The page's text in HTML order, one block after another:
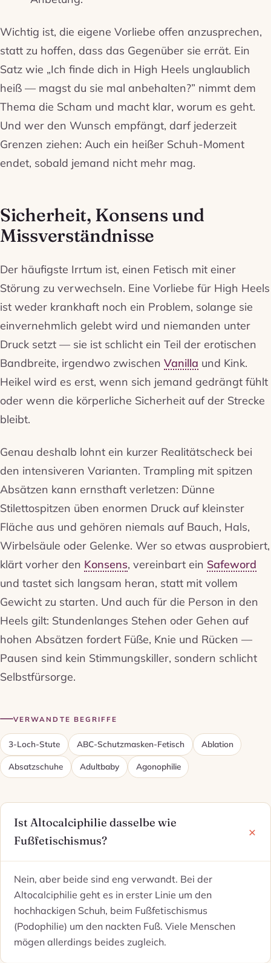
Wichtig ist, die eigene Vorliebe offen anzusprechen,
statt zu hoffen, dass das Gegenüber sie errät. Ein
Satz wie „Ich finde dich in High Heels unglaublich
heiß — magst du sie mal anbehalten?” nimmt dem
Thema die Scham und macht klar, worum es geht.
Und wer den Wunsch empfängt, darf jederzeit
Grenzen ziehen: Auch ein heißer Schuh-Moment
endet, sobald jemand nicht mehr mag.
Sicherheit, Konsens und
Missverständnisse
Der häufigste Irrtum ist, einen Fetisch mit einer
Störung zu verwechseln. Eine Vorliebe für High Heels
ist weder krankhaft noch ein Problem, solange sie
einvernehmlich gelebt wird und niemanden unter
Druck setzt — sie ist schlicht ein Teil der erotischen
Bandbreite, irgendwo zwischen Vanilla und Kink.
Heikel wird es erst, wenn sich jemand gedrängt fühlt
oder wenn die körperliche Sicherheit auf der Strecke
bleibt.
Genau deshalb lohnt ein kurzer Realitätscheck bei
den intensiveren Varianten. Trampling mit spitzen
Absätzen kann ernsthaft verletzen: Dünne
Stilettospitzen üben enormen Druck auf kleinster
Fläche aus und gehören niemals auf Bauch, Hals,
Wirbelsäule oder Gelenke. Wer so etwas ausprobiert,
klärt vorher den Konsens, vereinbart ein Safeword
und tastet sich langsam heran, statt mit vollem
Gewicht zu starten. Und auch für die Person in den
Heels gilt: Stundenlanges Stehen oder Gehen auf
hohen Absätzen fordert Füße, Knie und Rücken —
Pausen sind kein Stimmungskiller, sondern schlicht
Selbstfürsorge.
VERWANDTE BEGRIFFE
3-Loch-Stute ABC-Schutzmasken-Fetisch Ablation
Absatzschuhe Adultbaby Agonophilie
Ist Altocalciphilie dasselbe wie
Fußfetischismus?
Nein, aber beide sind eng verwandt. Bei der
Altocalciphilie geht es in erster Linie um den
hochhackigen Schuh, beim Fußfetischismus
(Podophilie) um den nackten Fuß. Viele Menschen
mögen allerdings beides zugleich.